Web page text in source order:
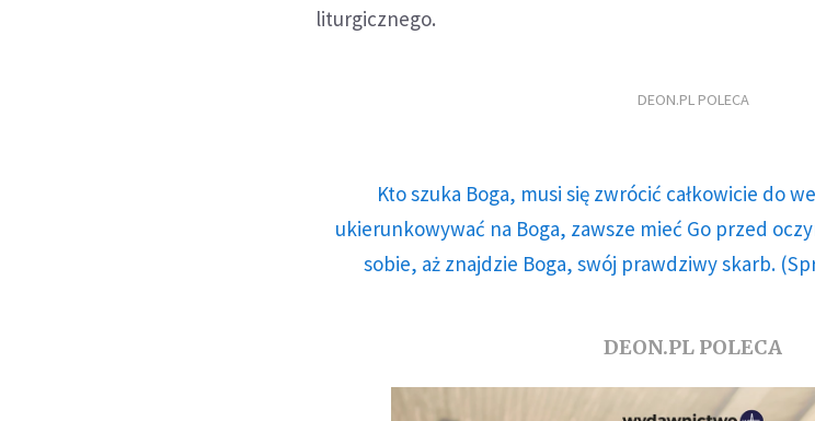
liturgicznego.
DEON.PL POLECA
Kto szuka Boga, musi się zwrócić całkowicie do
ukierunkowywać na Boga, zawsze mieć Go przed
sobie, aż znajdzie Boga, swój prawdziwy skarb.
DEON.PL POLECA